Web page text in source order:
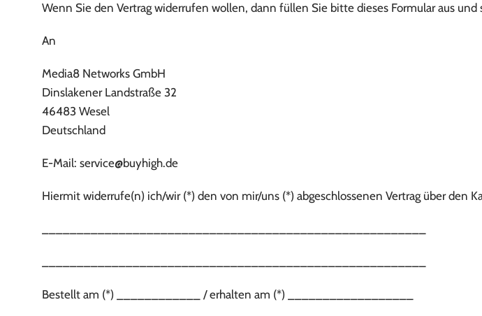
Wenn Sie den Vertrag widerrufen wollen, dann füllen Sie bitte dieses Formular aus und
An
Media8 Networks GmbH
Dinslakener Landstraße 32
46483 Wesel
Deutschland
E-Mail: service@buyhigh.de
Hiermit widerrufe(n) ich/wir (*) den von mir/uns (*) abgeschlossenen Vertrag über den
Bestellt am (*) ____________ / erhalten am (*) __________________